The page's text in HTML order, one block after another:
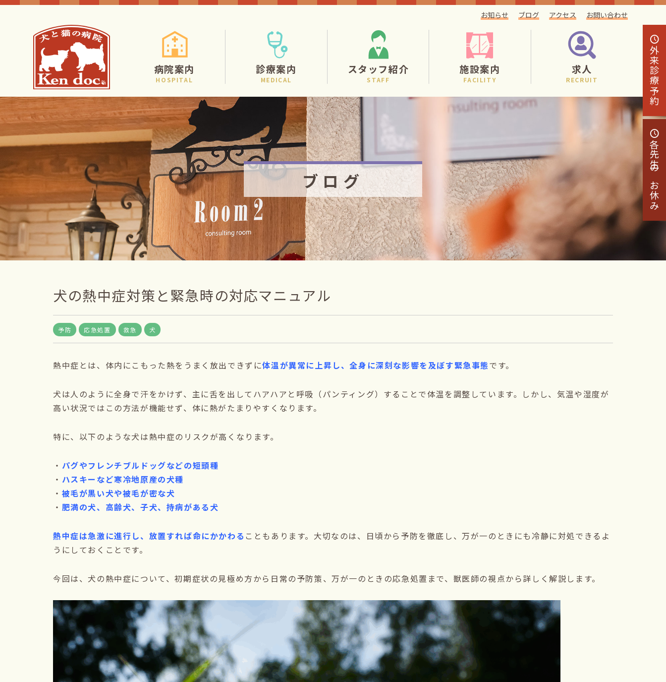
お知らせ ブログ アクセス お問い合わせ
病院案内
HOSPITAL
診療案内
MEDICAL
スタッフ紹介
STAFF
施設案内
FACILITY
求人
RECRUIT
外来
診療予約
各先生の
お休み
ブログ
犬の熱中症対策と緊急時の対応マニュアル
予防 応急処置 救急 犬
熱中症とは、体内にこもった熱をうまく放出できずに体温が異常に上昇し、全身に深刻な影響を及ぼす緊急事態です。
犬は人のように全身で汗をかけず、主に舌を出してハアハアと呼吸（パンティング）することで体温を調整しています。しかし、気温や湿度が
高い状況ではこの方法が機能せず、体に熱がたまりやすくなります。
特に、以下のような犬は熱中症のリスクが高くなります。
・ パグやフレンチブルドッグなどの短頭種
・ ハスキーなど寒冷地原産の犬種
・ 被毛が黒い犬や被毛が密な犬
・ 肥満の犬、高齢犬、子犬、持病がある犬
熱中症は急激に進行し、放置すれば命にかかわる こともあります。大切なのは、日頃から予防を徹底し、万が一のときにも冷静に対処できるよ
うにしておくことです。
今回は、犬の熱中症について、初期症状の見極め方から日常の予防策、万が一のときの応急処置まで、獣医師の視点から詳しく解説します。